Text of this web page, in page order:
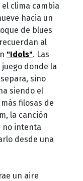
clima cambia
hacia un
de blues
al
"Idols". Las
donde la
sino
siendo el
filosas de
la canción
no intenta
desde una
un aire